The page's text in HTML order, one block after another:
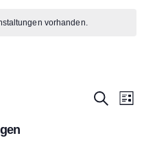
vorhanden.
Suche
Liste